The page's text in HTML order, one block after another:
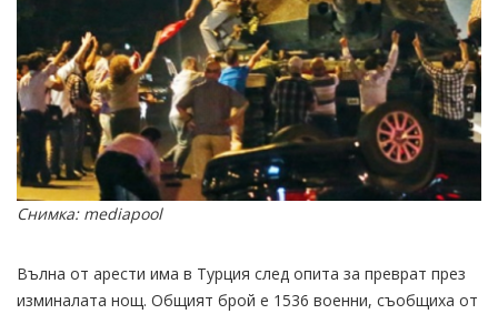
Снимка: mediapool
Вълна от арести има в Турция след опита за преврат през
изминалата нощ. Общият брой е 1536 военни, съобщиха от